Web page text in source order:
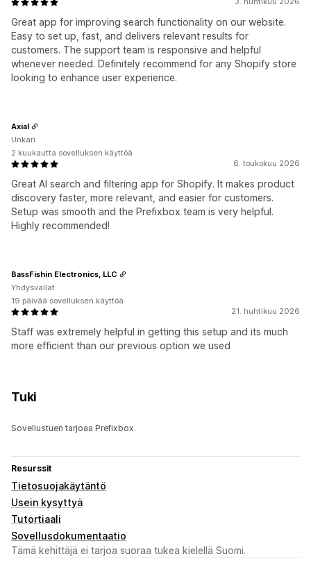
Great app for improving search functionality on our website.
Easy to set up, fast, and delivers relevant results for
customers. The support team is responsive and helpful
whenever needed. Definitely recommend for any Shopify store
looking to enhance user experience.
6. toukokuu 2026
Great AI search and filtering app for Shopify. It makes product
discovery faster, more relevant, and easier for customers.
Setup was smooth and the Prefixbox team is very helpful.
Highly recommended!
Axial
Unkari
2 kuukautta sovelluksen käyttöä
21. huhtikuu 2026
Staff was extremely helpful in getting this setup and its much
more efficient than our previous option we used
BassFishin Electronics, LLC
Yhdysvallat
19 päivää sovelluksen käyttöä
Tuki
Sovellustuen tarjoaa Prefixbox.
Resurssit
Tietosuojakäytäntö
Usein kysyttyä
Tutortiaali
Sovellusdokumentaatio
Tämä kehittäjä ei tarjoa suoraa tukea kielellä Suomi.